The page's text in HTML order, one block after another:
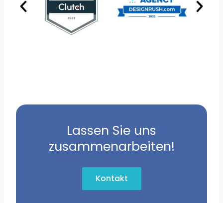
Lassen Sie uns
zusammenarbeiten!
Kontakt